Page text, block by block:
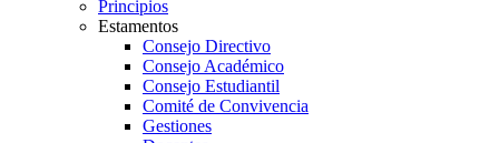
Principios
Estamentos
Consejo Directivo
Consejo Académico
Consejo Estudiantil
Comité de Convivencia
Gestiones